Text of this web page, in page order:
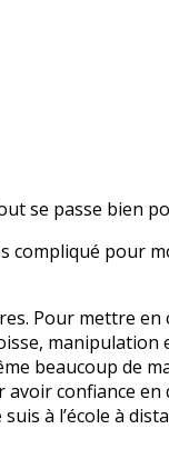
se passe bien
compliqué pour
Pour mettre
beaucoup de
confiance en
à l’école à